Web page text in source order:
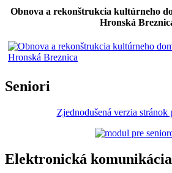
Obnova a rekonštrukcia kultúrneho
Hronská
Seniori
Zjednodušená verzia stránok
Elektronická komunikácia